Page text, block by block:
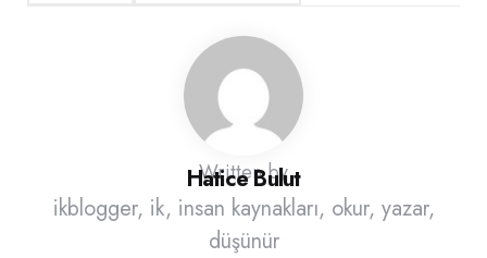
Written by
Hatice Bulut
ikblogger, ik, insan kaynakları, okur, yazar,
düşünür